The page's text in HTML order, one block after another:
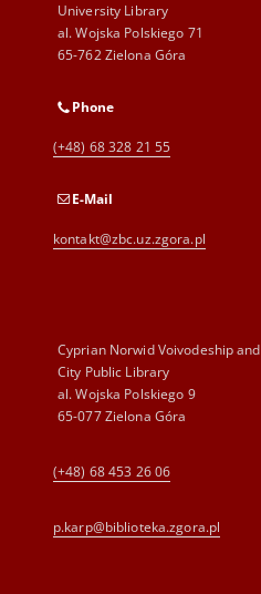
University Library
al. Wojska Polskiego 71
65-762 Zielona Góra
Phone
(+48) 68 328 21 55
E-Mail
kontakt@zbc.uz.zgora.pl
Cyprian Norwid Voivodeship and
City Public Library
al. Wojska Polskiego 9
65-077 Zielona Góra
(+48) 68 453 26 06
p.karp@biblioteka.zgora.pl